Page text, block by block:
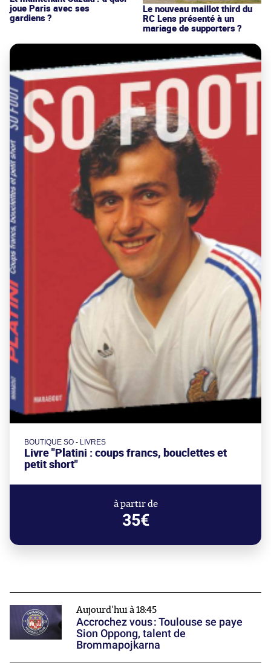
joue Paris avec ses
gardiens ?
Le nouveau maillot third du
RC Lens présenté à un
mariage de supporters ?
BOUTIQUE SO - LIVRES
Livre "Platini : coups francs, bouclettes et
petit short"
à partir de
35€
Aujourd'hui à 18:45
Accrochez vous : Toulouse se paye
Sion Oppong, talent de
Brommapojkarna